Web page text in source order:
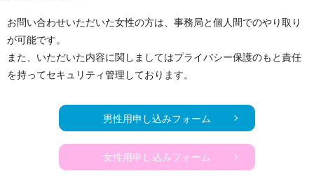
お問い合わせいただいた女性の方は、事務局と個人間でのやり取り
が可能です。
また、いただいた内容に関しましてはプライバシー保護のもと責任
を持ってセキュリティ管理しております。
男性用申し込みフォーム
女性用申し込みフォーム